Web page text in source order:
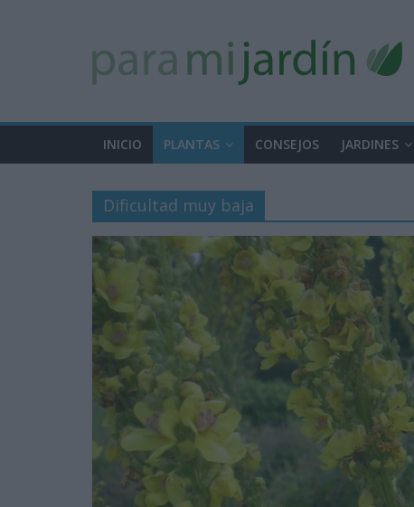
INICIO PLANTAS CONSEJOS JARDINES
Dificultad muy baja